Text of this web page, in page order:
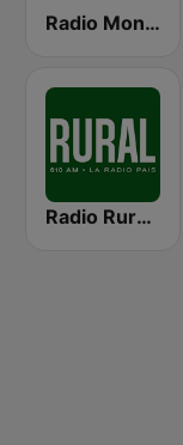
Radio Monte Carlo 930
Radio Rural 610 AM